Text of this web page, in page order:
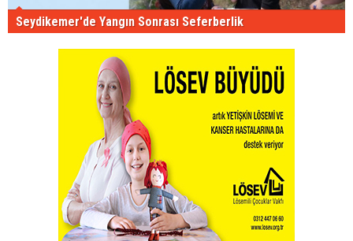
Seydikemer'de Yangın Sonrası Seferberlik